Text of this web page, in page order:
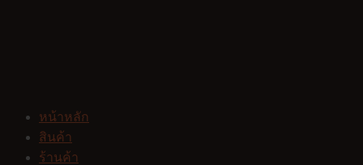
หน้าหลัก
สินค้า
ร้านค้า